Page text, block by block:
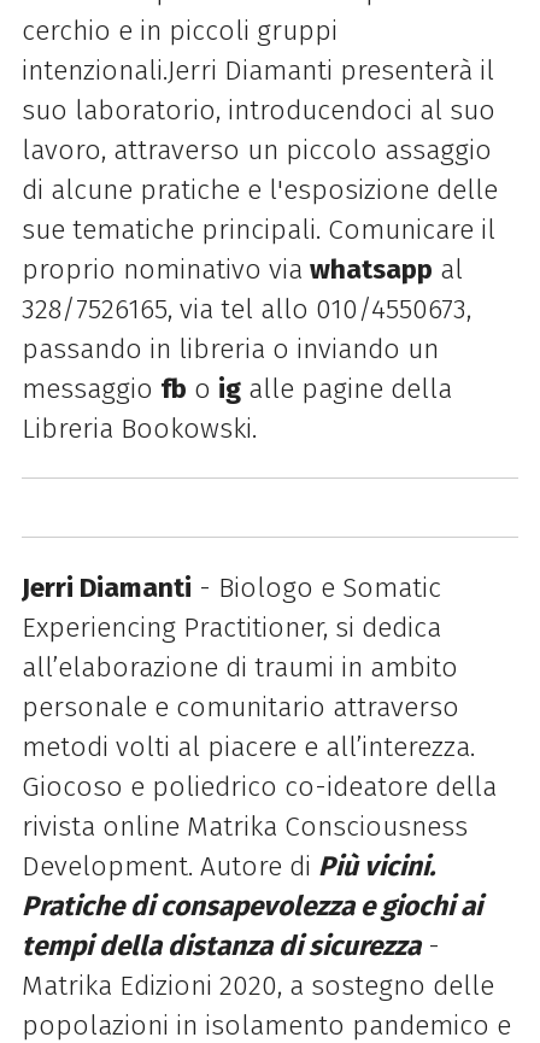
cerchio e in piccoli gruppi
intenzionali.Jerri Diamanti presenterà il
suo laboratorio, introducendoci al suo
lavoro, attraverso un piccolo assaggio
di alcune pratiche e l'esposizione delle
sue tematiche principali. Comunicare il
proprio nominativo via whatsapp al
328/7526165, via tel allo 010/4550673,
passando in libreria o inviando un
messaggio fb o igalle pagine della
Libreria Bookowski.
Jerri Diamanti - Biologo e Somatic
Experiencing Practitioner, si dedica
all’elaborazione di traumi in ambito
personale e comunitario attraverso
metodi volti al piacere e all’interezza.
Giocoso e poliedrico co-ideatore della
rivista online Matrika Consciousness
Development. Autore di Più vicini.
Pratiche di consapevolezza e giochi ai
tempi della distanza di sicurezza-
Matrika Edizioni 2020, a sostegno delle
popolazioni in isolamento pandemico e